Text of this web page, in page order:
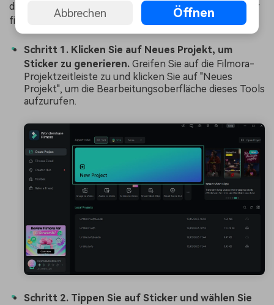
dieser Chiikawa-Meme-
Sticker mit Filmoras KI-Sticker
finden Sie unten:
Schritt 1. Klicken Sie auf Neues Projekt, um
Sticker zu generieren. Greifen Sie auf die Filmora-
Projektzeitleiste zu und klicken Sie auf "Neues
Projekt", um die Bearbeitungsoberfläche dieses Tools
aufzurufen.
Schritt 2. Tippen Sie auf Sticker und wählen Sie
Abbrechen Öffnen